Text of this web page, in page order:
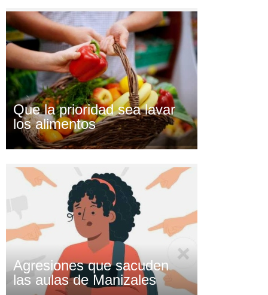
Que la prioridad sea lavar
los alimentos
Agresiones que sacuden
las aulas de Manizales